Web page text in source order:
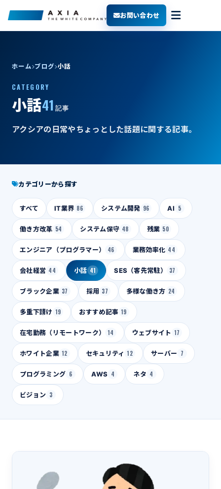
お問い合わせ
ホーム ブログ 小話
CATEGORY
小話41 記事
アクシアの日常やちょっとした話題に関する記事。
カテゴリーから探す
すべて IT業界 86 システム開発 96 AI 5
働き方改革 54 システム保守 48 残業 50
エンジニア（プログラマー） 46 業務効率化 44
会社経営 44 小話 41 SES（客先常駐） 37
ブラック企業 37 採用 37 多様な働き方 24
多重下請け 19 おすすめ記事 19
在宅勤務（リモートワーク） 14 ウェブサイト 17
ホワイト企業 12 セキュリティ 12 サーバー 7
プログラミング 6 AWS 4 ネタ 4
ビジョン 3